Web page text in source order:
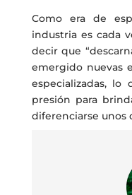
Como era de
industria es cada
decir que
emergido nuevas
especializadas,
presión para
diferenciarse unos